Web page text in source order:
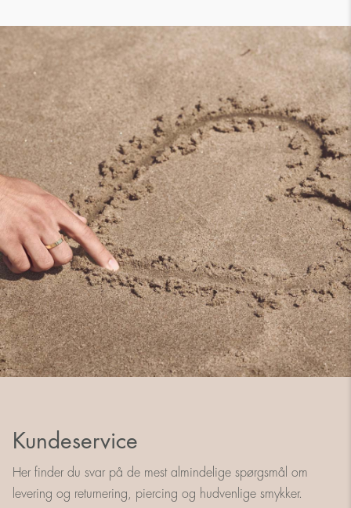
Kundeservice
Her finder du svar på de mest almindelige spørgsmål om
levering og returnering, piercing og hudvenlige smykker.